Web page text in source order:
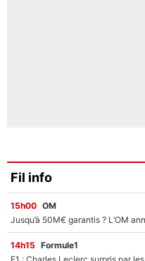
Fil info
15h00 OM
14h15 Formule1